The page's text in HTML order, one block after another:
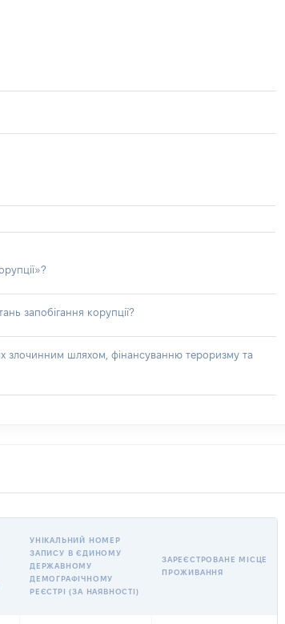
запобігання корупції?
злочинним шляхом, фінансуванню тероризму та
УНІКАЛЬНИЙ НОМЕР
ЗАПИСУ В ЄДИНОМУ
ДЕРЖАВНОМУ
ДЕМОГРАФІЧНОМУ
РЕЄСТРІ (ЗА НАЯВНОСТІ)
ЗАРЕЄСТРОВАНЕ МІСЦЕ
ПРОЖИВАННЯ